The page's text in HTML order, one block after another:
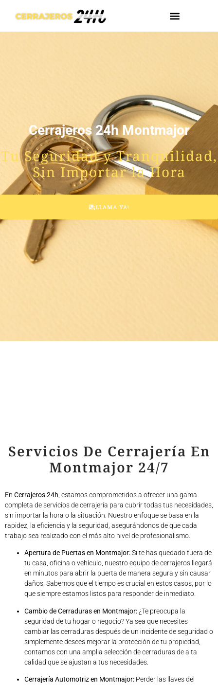
Cerrajeros 24h Montmajor
Tu Seguridad y Tranquilidad,
Sin Importar la Hora
¡LLAMA YA!
Servicios De Cerrajería En
Montmajor 24/7
En Cerrajeros 24h , estamos comprometidos a ofrecer una gama
completa de servicios de cerrajería para cubrir todas tus necesidades,
sin importar la hora o la situación. Nuestro enfoque se basa en la
rapidez, la eficiencia y la seguridad, asegurándonos de que cada
trabajo sea realizado con el más alto nivel de profesionalismo.
Apertura de Puertas en Montmajor:Si te has quedado fuera de
tu casa, oficina o vehículo, nuestro equipo de cerrajeros llegará
en minutos para abrir la puerta de manera segura y sin causar
daños. Sabemos que el tiempo es crucial en estos casos, por lo
que siempre estamos listos para responder de inmediato.
Cambio de Cerraduras en Montmajor: ¿Te preocupa la
seguridad de tu hogar o negocio? Ya sea que necesites
cambiar las cerraduras después de un incidente de seguridad o
simplemente desees mejorar la protección de tu propiedad,
contamos con una amplia selección de cerraduras de alta
calidad que se ajustan a tus necesidades.
Cerrajería Automotriz en Montmajor: Perder las llaves del